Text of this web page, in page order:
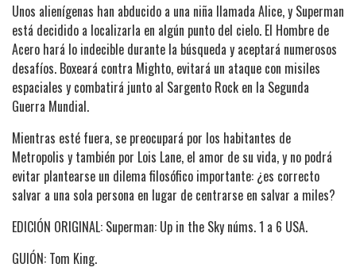
Unos alienígenas han abducido a una niña llamada Alice, y Superman
está decidido a localizarla en algún punto del cielo. El Hombre de
Acero hará lo indecible durante la búsqueda y aceptará numerosos
desafíos. Boxeará contra Mighto, evitará un ataque con misiles
espaciales y combatirá junto al Sargento Rock en la Segunda
Guerra Mundial.
Mientras esté fuera, se preocupará por los habitantes de
Metropolis y también por Lois Lane, el amor de su vida, y no podrá
evitar plantearse un dilema filosófico importante: ¿es correcto
salvar a una sola persona en lugar de centrarse en salvar a miles?
EDICIÓN ORIGINAL: Superman: Up in the Sky núms. 1 a 6 USA.
GUIÓN: Tom King.